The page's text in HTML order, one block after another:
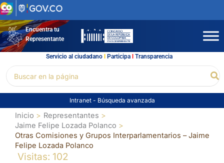
Ir
al
contenidoEncuentra tu
Representante
Servicio al ciudadano l Participal Transparencia
por:
Intranet - Búsqueda avanzada
Inicio
Representantes
Jaime Felipe Lozada Polanco
Otras Comisiones y Grupos Interparlamentarios – Jaime
Felipe Lozada Polanco
Visitas: 102